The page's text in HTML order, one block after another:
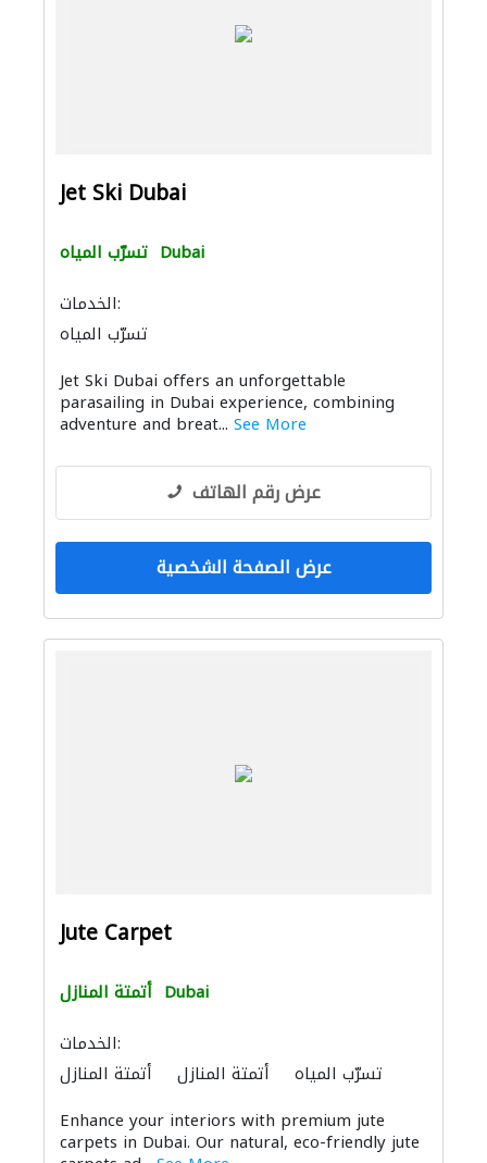
Jet Ski Dubai
تسرّب المياه Dubai
الخدمات:
تسرّب المياه
Jet Ski Dubai offers an unforgettable
parasailing in Dubai experience, combining
adventure and breat... See More
عرض رقم الهاتف
عرض الصفحة الشخصية
Jute Carpet
أتمتة المنازل Dubai
الخدمات:
أتمتة المنازل
أتمتة المنازل
تسرّب المياه
Enhance your interiors with premium jute
carpets in Dubai. Our natural, eco-friendly jute